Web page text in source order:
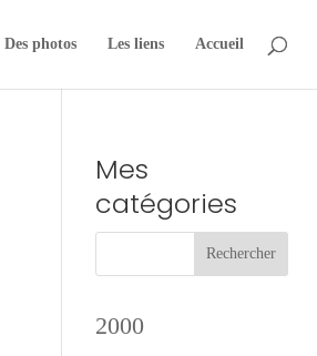
Des photos Les liens Accueil
Mes
catégories
2000